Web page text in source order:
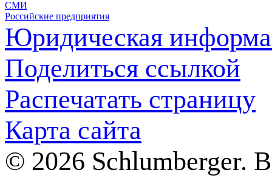
СМИ
Российские предприятия
Юридическая
Поделиться ссылкой
Распечатать страницу
Карта сайта
© 2026 Schlumberger.